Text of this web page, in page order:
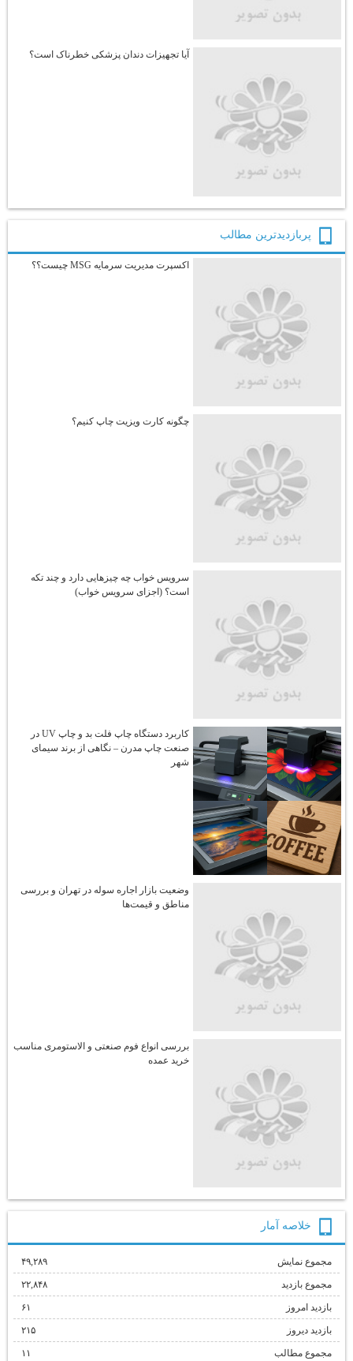
آیا تجهیزات دندان پزشکی خطرناک است؟
پربازديدترين مطالب
اکسپرت مدیریت سرمایه MSG چیست؟؟
چگونه کارت ویزیت چاپ کنیم؟
سرویس خواب چه چیزهایی دارد و چند تکه
است؟ (اجزای سرویس خواب)
کاربرد دستگاه چاپ فلت‌ بد و چاپ UV در
صنعت چاپ مدرن – نگاهی از برند سیمای
شهر
وضعیت بازار اجاره سوله در تهران و بررسی
مناطق و قیمت‌ها
بررسی انواع فوم صنعتی و الاستومری مناسب
خرید عمده
خلاصه آمار
مجموع نمایش‌ ۴۹,۲۸۹
مجموع بازدید ۲۲,۸۴۸
بازدید امروز ۶۱
بازدید دیروز ۲۱۵
مجموع مطالب ۱۱